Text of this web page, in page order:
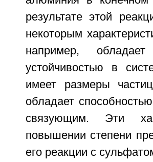
результате этой
некоторым
например,
устойчивостью в
имеет размеры
обладает
связующим. Эти
повышении степени
его реакции с